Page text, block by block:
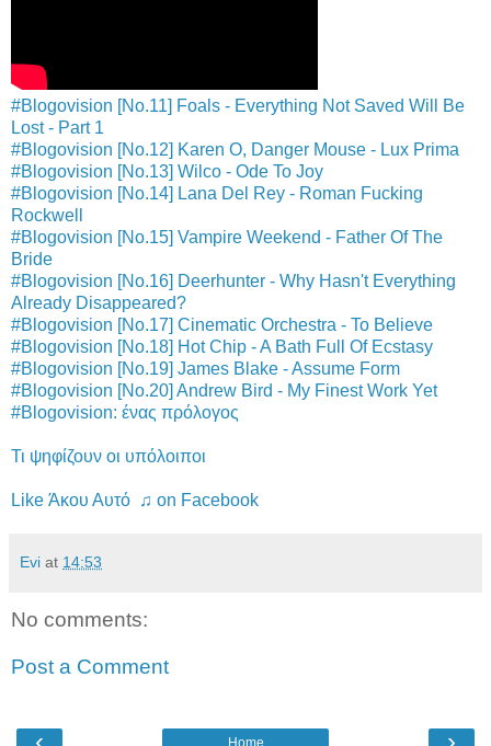
#Blogovision [No.11] Foals - Everything Not Saved Will Be
Lost - Part 1
#Blogovision [No.12] Karen O, Danger Mouse - Lux Prima
#Blogovision [No.13] Wilco - Ode To Joy
#Blogovision [No.14] Lana Del Rey - Roman Fucking
Rockwell
#Blogovision [No.15] Vampire Weekend - Father Of The
Bride
#Blogovision [No.16] Deerhunter - Why Hasn't Everything
Already Disappeared?
#Blogovision [No.17] Cinematic Orchestra - To Believe
#Blogovision [No.18] Hot Chip - A Bath Full Of Ecstasy
#Blogovision [No.19] James Blake - Assume Form
#Blogovision [No.20] Andrew Bird - My Finest Work Yet
#Blogovision: ένας πρόλογος
Τι ψηφίζουν οι υπόλοιποι
Like Άκου Αυτό ♫ on Facebook
Evi at 14:53
No comments:
Post a Comment
Home